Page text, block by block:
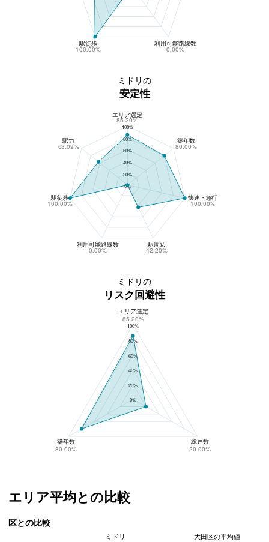
駅徒歩
100.00%
利用可能路線数
0.00%
ミドリの
安定性
100%
80%
60%
40%
20%
0%
エリア選定
85.20%
駅力
63.09%
駅徒歩
100.00%
利用可能路線数
0.00%
駅周辺
42.20%
快速・急行
100.00%
築年数
80.00%
ミドリの
リスク回避性
ミドリのリスク回避性
100%
80%
60%
40%
20%
0%
エリア選定
85.20%
築年数
80.00%
総戸数
20.00%
エリア平均との比較
区との比較
ミドリ
大田区の平均値